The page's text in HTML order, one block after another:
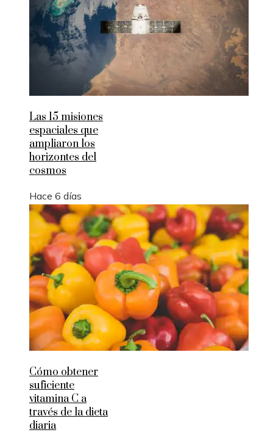
Las 15 misiones
espaciales que
ampliaron los
horizontes del
cosmos
Hace 6 días
Cómo obtener
suficiente
vitamina C a
través de la dieta
diaria